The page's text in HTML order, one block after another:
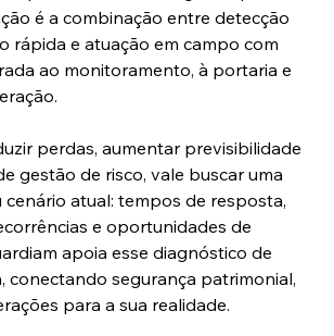
é a combinação entre detecção
rápida e atuação em campo com
ao monitoramento, à portaria e
perdas, aumentar previsibilidade
gestão de risco, vale buscar uma
cenário atual: tempos de resposta,
e oportunidades de
apoia esse diagnóstico de
conectando segurança patrimonial,
para a sua realidade.